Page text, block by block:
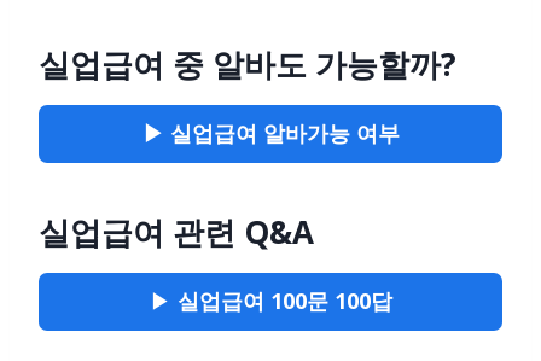
실업급여 중 알바도 가능할까?
▶ 실업급여 알바가능 여부
실업급여 관련 Q&A
▶ 실업급여 100문 100답